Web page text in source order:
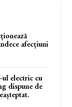
afecțiuni
electric cu
dispune de